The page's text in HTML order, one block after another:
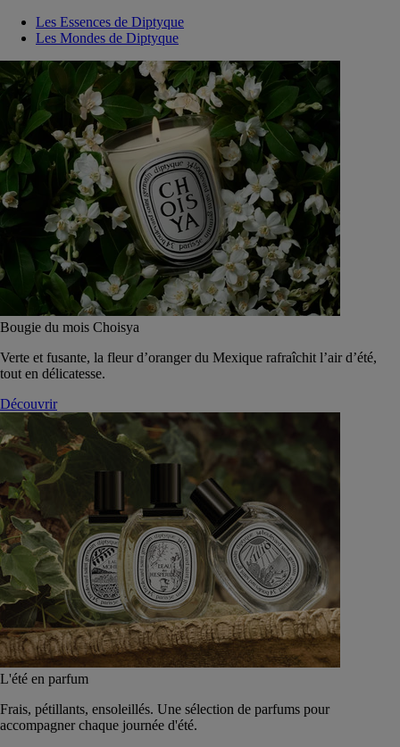
Les Essences de Diptyque
Les Mondes de Diptyque
Bougie du mois Choisya
Verte et fusante, la fleur d’oranger du Mexique rafraîchit l’air d’été,
tout en délicatesse.
Découvrir
L'été en parfum
Frais, pétillants, ensoleillés. Une sélection de parfums pour
accompagner chaque journée d'été.